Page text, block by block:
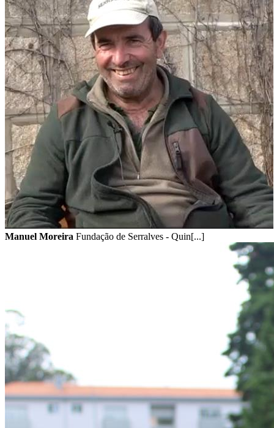
Manuel Moreira Fundação de Serralves - Quin[...]